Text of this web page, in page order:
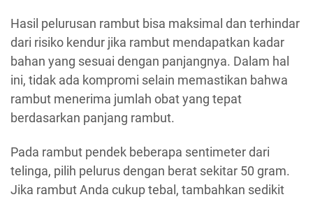
Hasil pelurusan rambut bisa maksimal dan terhindar
dari risiko kendur jika rambut mendapatkan kadar
bahan yang sesuai dengan panjangnya. Dalam hal
ini, tidak ada kompromi selain memastikan bahwa
rambut menerima jumlah obat yang tepat
berdasarkan panjang rambut.
Pada rambut pendek beberapa sentimeter dari
telinga, pilih pelurus dengan berat sekitar 50 gram.
Jika rambut Anda cukup tebal, tambahkan sedikit